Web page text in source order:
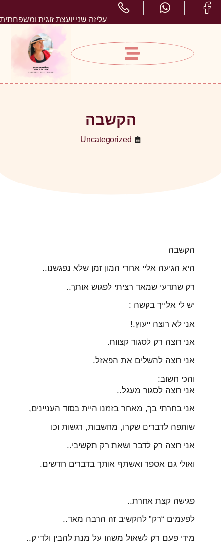
עליזה שני יועצת זוגית ומשפחתית
הקשבה
Uncategorized
הקשבה
היא הגיעה אליי אחרי המון זמן שלא נפגשנו..
רק שתדעי שמאד רציתי לפגוש אותך..
יש לי אלייך בקשה :
אני לא רוצה ייעוץ.!
אני רוצה רק לסגור קצוות.
אני רוצה להשלים את הפאזל.
והכי חשוב:
אני רוצה לסגור מעגל..
אני בחרתי בך, מאחר בזמנו היית בסוד העניינים,
שותפה לדברים שקרו, מחשבות, רגשות וכו
אני רוצה רק לדבר ושאת רק תקשיבי..
ואולי גם אספר ואשתף אותך בדברים חדשים.
פגישה קצת אחרת..
לפעמים “רק” להקשיב זה הרבה מאד..
מידי פעם רק לשאול משהו על מנת להבין ולדייק..